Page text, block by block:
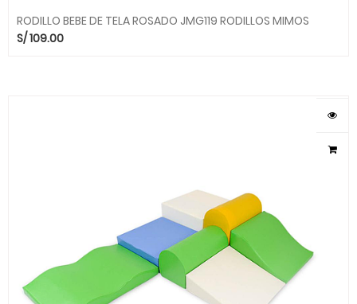
RODILLO BEBE DE TELA ROSADO JMG119 RODILLOS MIMOS
S/109.00